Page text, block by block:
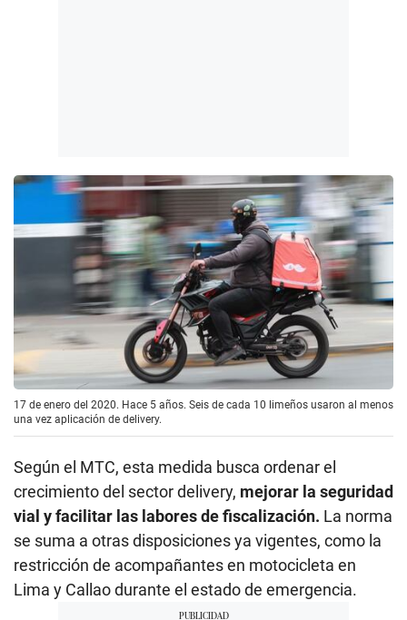
17 de enero del 2020. Hace 5 años. Seis de cada 10 limeños usaron al menos
una vez aplicación de delivery.
Según el MTC, esta medida busca ordenar el
crecimiento del sector delivery, mejorar la seguridad
vial y facilitar las labores de fiscalización. La norma
se suma a otras disposiciones ya vigentes, como la
restricción de acompañantes en motocicleta en
Lima y Callao durante el estado de emergencia.